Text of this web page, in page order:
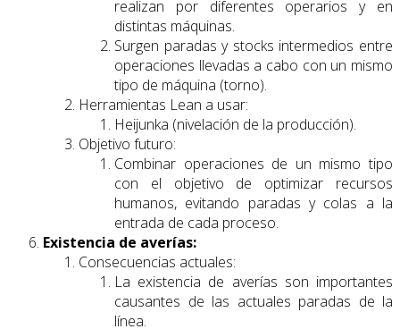
realizan por diferentes operarios y en
distintas máquinas.
Surgen paradas y stocks intermedios entre
operaciones llevadas a cabo con un mismo
tipo de máquina (torno).
Herramientas Lean a usar:
Heijunka (nivelación de la producción).
Objetivo futuro:
Combinar operaciones de un mismo tipo
con el objetivo de optimizar recursos
humanos, evitando paradas y colas a la
entrada de cada proceso.
Existencia de averías:
Consecuencias actuales:
La existencia de averías son importantes
causantes de las actuales paradas de la
línea.